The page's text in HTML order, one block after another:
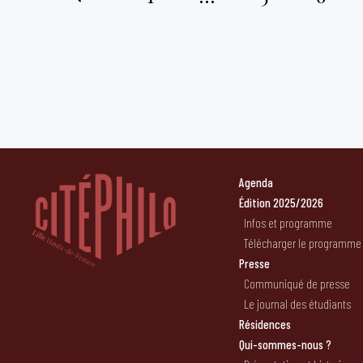
Agenda
Édition 2025/2026
Infos et programme
Télécharger le programme
Presse
Communiqué de presse
Le journal des étudiants
Résidences
Qui-sommes-nous ?